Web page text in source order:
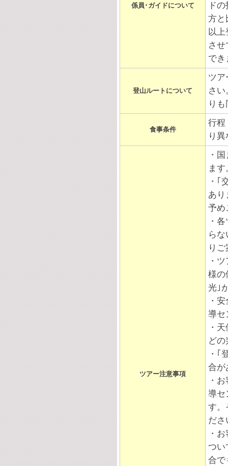
係員･ガイドについて
ド
方と
以上
さ
でき
登山ルートについて
ツア
さ
り
食事条件
行程
り
ツアー注意事項
・
ま
・｢
あり
予め
・
ら
り
・
様の
光｣
・
導セ
・
ど
・｢
合が
・
導セ
す。
ださ
・
つい
合で